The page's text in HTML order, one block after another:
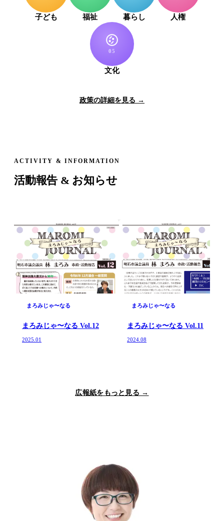
子ども 福祉 暮らし 人権
05
文化
政策の詳細を見る →
ACTIVITY & INFORMATION
活動報告 & お知らせ
まろみじゃ〜なる
まろみじゃ〜なる Vol.12
2025.01
まろみじゃ〜なる
まろみじゃ〜なる Vol.11
2024.08
広報紙をもっと見る →